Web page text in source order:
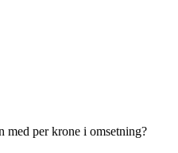
med per krone i omsetning?